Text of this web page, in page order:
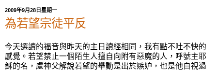
2009年9月28日星期一
為若望宗徒平反
今天選讀的福音與昨天的主日讀經相同，我有點不吐不快的
感覺。若望禁止一個陌生人擅自向附有惡魔的人，呼號主耶
穌的名，盧神父解說若望的舉動是出於嫉妒，也是他自視過